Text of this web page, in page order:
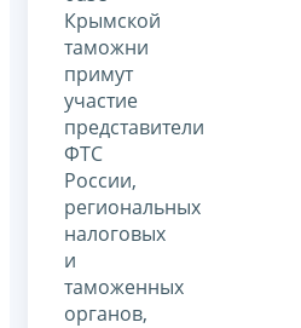
Крымской
таможни
примут
участие
представители
ФТС
России,
региональных
налоговых
и
таможенных
органов,